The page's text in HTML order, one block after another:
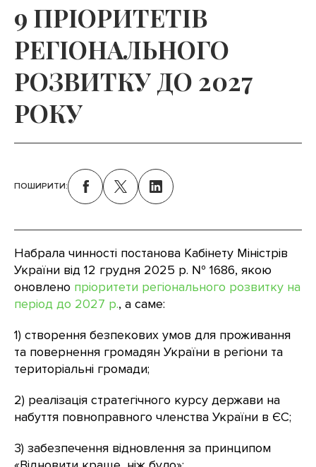
9 ПРІОРИТЕТІВ
РЕГІОНАЛЬНОГО
РОЗВИТКУ ДО 2027
РОКУ
Набрала чинності постанова Кабінету Міністрів
України від 12 грудня 2025 р. № 1686, якою
оновлено пріоритети регіонального розвитку на
період до 2027 р., а саме:
1) створення безпекових умов для проживання
та повернення громадян України в регіони та
територіальні громади;
2) реалізація стратегічного курсу держави на
набуття повноправного членства України в ЄС;
3) забезпечення відновлення за принципом
ПОШИРИТИ: